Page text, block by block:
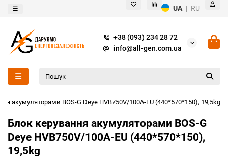
UA | RU
+38 (093) 234 28 72
info@all-gen.com.ua
акумуляторами BOS-G Deye HVB750V/100A-EU (440*570*150), 19,5kg
Блок керування акумуляторами BOS-G
Deye HVB750V/100A-EU (440*570*150),
19,5kg